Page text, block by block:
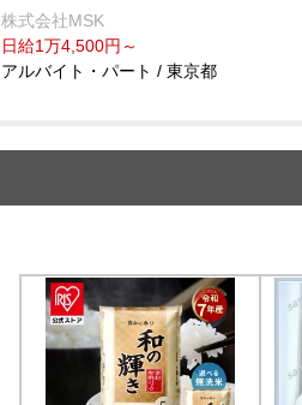
株式会社MSK
日給1万4,500円～
アルバイト・パート / 東京都